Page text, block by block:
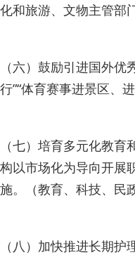
化和旅游、文物主管部
（六）鼓励引进国外
行”“体育赛事进景区、
（七）培育多元化教
构以市场化为导向开展
施。（教育、科技、民
（八）加快推进长期